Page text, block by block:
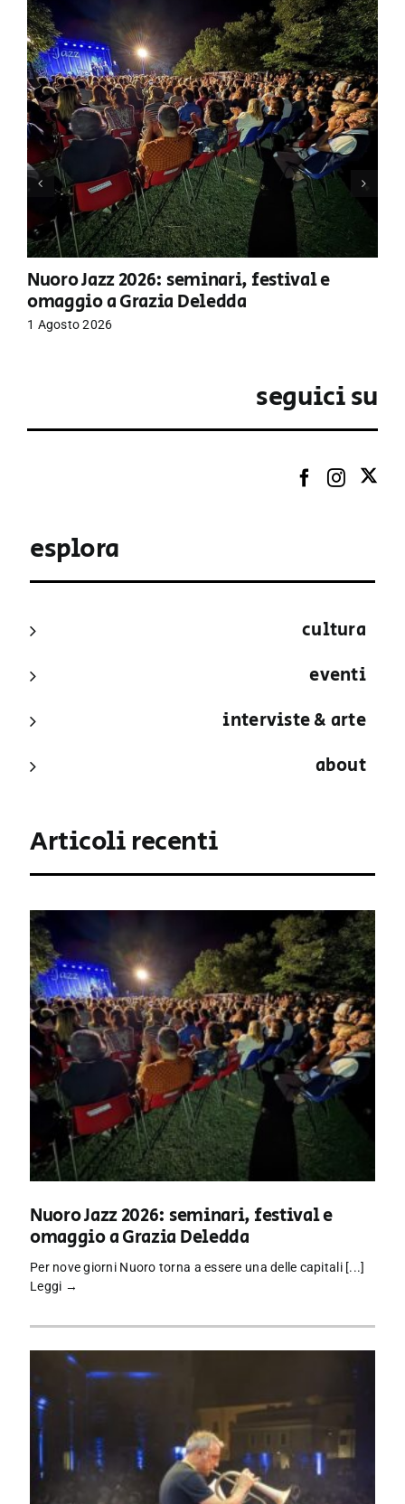
Nuoro Jazz 2026: seminari, festival e
omaggio a Grazia Deledda
1 Agosto 2026
seguici su
esplora
cultura
eventi
interviste & arte
about
Articoli recenti
Nuoro Jazz 2026: seminari, festival e
omaggio a Grazia Deledda
Per nove giorni Nuoro torna a essere una delle capitali [...]
Leggi →